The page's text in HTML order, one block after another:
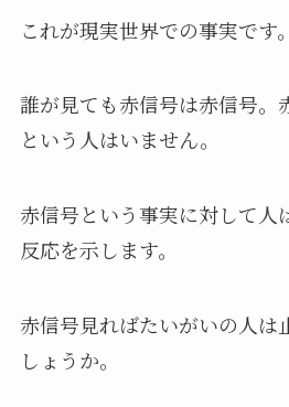
これが現実世界での事実です。
誰が見ても赤信号は赤信号。
という人はいません。
赤信号という事実に対して人
反応を示します。
赤信号見ればたいがいの人は
しょうか。